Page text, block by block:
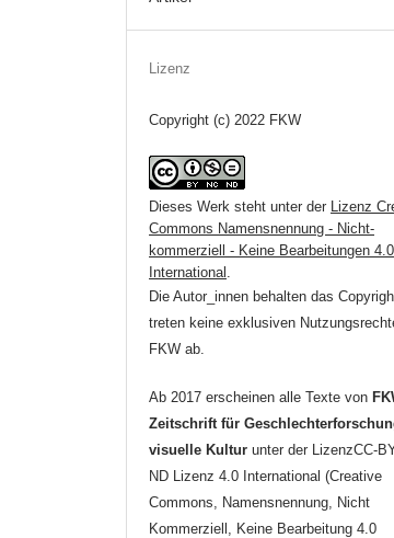
Lizenz
Copyright (c) 2022 FKW
Dieses Werk steht unter der
Lizenz
Commons Namensnennung - Nicht-
kommerziell - Keine Bearbeitungen 4.0
International
Die Autor_innen behalten das
treten keine exklusiven
FKW ab.
Ab 2017 erscheinen alle Texte von
Zeitschrift für
visuelle Kultur unter der LizenzCC-
ND Lizenz 4.0 International (Creative
Commons, Namensnennung, Nicht
Kommerziell, Keine Bearbeitung 4.0